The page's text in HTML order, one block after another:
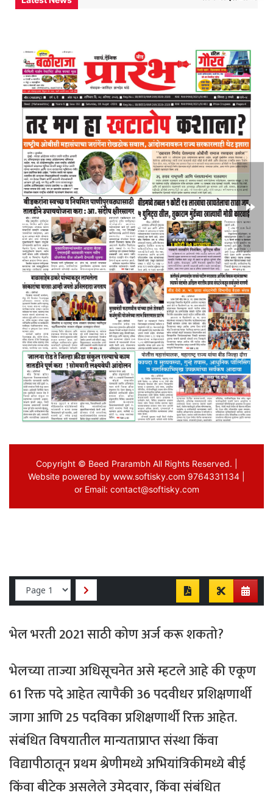
भेल भरती 2021 साठी कोण अर्ज करू शकतो?
भेलच्या ताज्या अधिसूचनेत असे म्हटले आहे की एकूण
61 रिक्त पदे आहेत त्यापैकी 36 पदवीधर प्रशिक्षणार्थी
जागा आणि 25 पदविका प्रशिक्षणार्थी रिक्त आहेत.
संबंधित विषयातील मान्यताप्राप्त संस्था किंवा
विद्यापीठातून प्रथम श्रेणीमध्ये अभियांत्रिकीमध्ये बीई
किंवा बीटेक असलेले उमेदवार, किंवा संबंधित